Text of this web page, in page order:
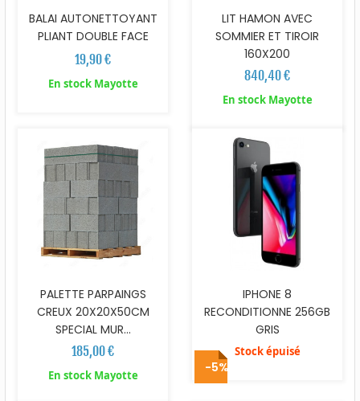
BALAI AUTONETTOYANT
PLIANT DOUBLE FACE
19,90 €
En stock Mayotte
LIT HAMON AVEC
SOMMIER ET TIROIR
160X200
840,40 €
En stock Mayotte
PALETTE PARPAINGS
CREUX 20X20X50CM
SPECIAL MUR...
185,00 €
En stock Mayotte
IPHONE 8
RECONDITIONNE 256GB
GRIS
Stock épuisé
-5%